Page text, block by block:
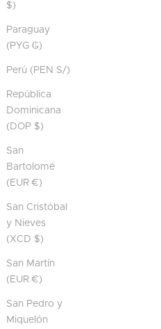
$)
Paraguay
(PYG ₲)
Perú (PEN S/)
República
Dominicana
(DOP $)
San
Bartolomé
(EUR €)
San Cristóbal
y Nieves
(XCD $)
San Martín
(EUR €)
San Pedro y
Miquelón